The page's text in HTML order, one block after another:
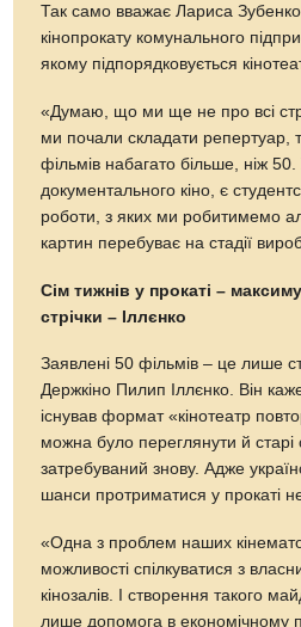
Так само вважає Лариса
кінопрокату комунального
якому підпорядковується
«Думаю, що ми ще не про всі
ми почали складати репертуар,
фільмів набагато більше, ніж
документального кіно, є
роботи, з яких ми робитимемо
картин перебуває на стадії
Сім тижнів у прокаті –
стрічки – Іллєнко
Заявлені 50 фільмів – це лише
Держкіно Пилип Іллєнко. Він
існував формат «кінотеатр
можна було переглянути й старі
затребуваний знову. Адже
шанси протриматися у прокаті
«Одна з проблем наших
можливості спілкуватися з
кінозалів. І створення такого
лише допомога в економічному